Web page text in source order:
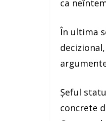
ca
În ultima
Şeful
concrete